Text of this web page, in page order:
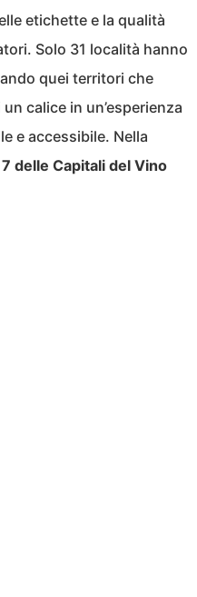
etichette e la qualità
Solo 31 località hanno
quei territori che
calice in un’esperienza
e accessibile. Nella
delle Capitali del Vino